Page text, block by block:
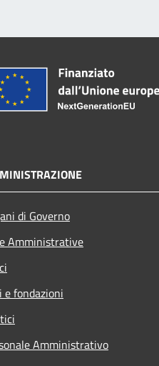
di Governo
Amministrative
e fondazioni
Amministrativo